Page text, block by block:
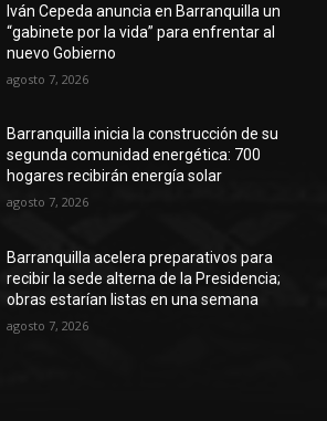
Iván Cepeda anuncia en Barranquilla un
“gabinete por la vida” para enfrentar al
nuevo Gobierno
agosto 7, 2026
Barranquilla inicia la construcción de su
segunda comunidad energética: 700
hogares recibirán energía solar
agosto 7, 2026
Barranquilla acelera preparativos para
recibir la sede alterna de la Presidencia;
obras estarían listas en una semana
agosto 7, 2026